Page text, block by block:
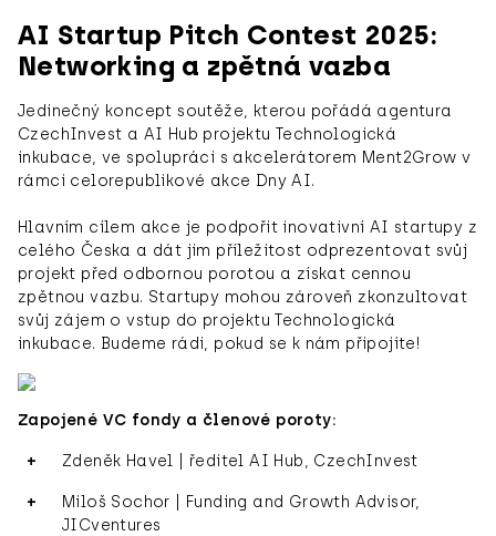
AI Startup Pitch Contest 2025:
Networking a zpětná vazba
Jedinečný koncept soutěže, kterou pořádá agentura
CzechInvest a AI Hub projektu Technologická
inkubace, ve spolupráci s akcelerátorem Ment2Grow v
rámci celorepublikové akce Dny AI.
Hlavním cílem akce je podpořit inovativní AI startupy z
celého Česka a dát jim příležitost odprezentovat svůj
projekt před odbornou porotou a získat cennou
zpětnou vazbu. Startupy mohou zároveň zkonzultovat
svůj zájem o vstup do projektu Technologická
inkubace. Budeme rádi, pokud se k nám připojíte!
Zapojené VC fondy a členové poroty:
Zdeněk Havel | ředitel AI Hub, CzechInvest
Miloš Sochor | Funding and Growth Advisor,
JICventures